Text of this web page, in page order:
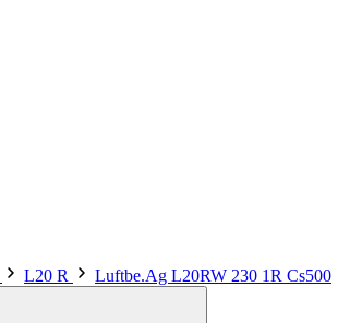
L20 R Luftbe.Ag L20RW 230 1R Cs500